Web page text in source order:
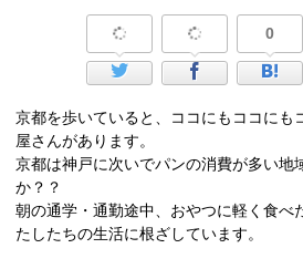
0
京都を歩いていると、ココにもココに
屋さんがあります。
京都は神戸に次いでパンの消費が多い地
か？？
朝の通学・通勤途中、おやつに軽く食べ
たしたちの生活に根ざしています。